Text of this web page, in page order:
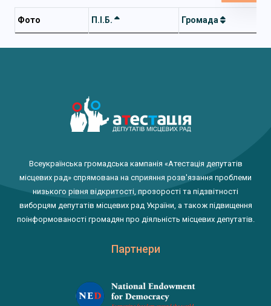
Фото П.І.Б. Громада
Всеукраїнська громадська кампанія «Атестація депутатів
місцевих рад» спрямована на сприяння розв'язання проблеми
низького рівня відкритості, прозорості та підзвітності
виборцям депутатів місцевих рад України, а також підвищення
поінформованості громадян про діяльність місцевих депутатів.
Партнери